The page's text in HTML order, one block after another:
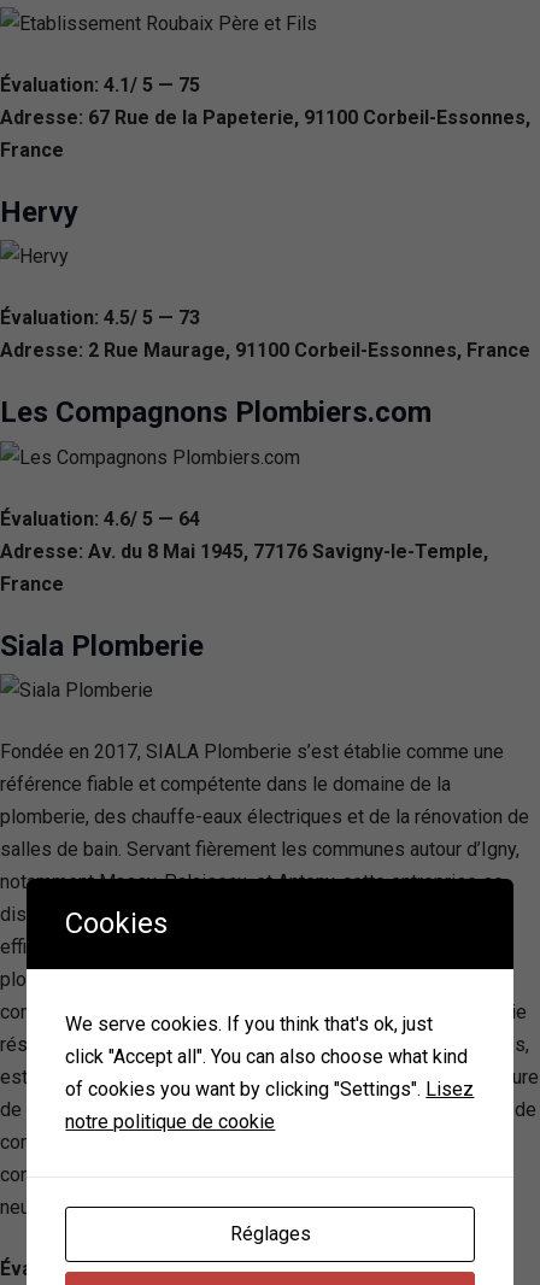
Évaluation: 4.1/ 5 — 75
Adresse: 67 Rue de la Papeterie, 91100 Corbeil-Essonnes,
France
Hervy
Évaluation: 4.5/ 5 — 73
Adresse: 2 Rue Maurage, 91100 Corbeil-Essonnes, France
Les Compagnons Plombiers.com
Évaluation: 4.6/ 5 — 64
Adresse: Av. du 8 Mai 1945, 77176 Savigny-le-Temple,
France
Siala Plomberie
Fondée en 2017, SIALA Plomberie s’est établie comme une
référence fiable et compétente dans le domaine de la
plomberie, des chauffe-eaux électriques et de la rénovation de
salles de bain. Servant fièrement les communes autour d’Igny,
notamment Massy, Palaiseau, et Antony, cette entreprise se
distingue par sa capacité à offrir des solutions rapides,
efficaces et transparentes à une variété de besoins en
plomberie, allant du dépannage d’urgence à la rénovation
complète de salles de bain. La promesse de SIALA Plomberie
résides dans l’engagement à fournir des installations durables,
esthétiques et de haute qualité, tout en maintenant une structure
de prix claire et anticipée. La marque est devenue synonyme de
confiance et d’excellence dans son secteur, se positionnant
comme l’interlocuteur unique pour tous travaux de plomberie,
neufs ou en rénovation, dans sa région.
Évaluation: 4.8/ 5 — 64
Cookies
We serve cookies. If you think that's ok, just
click "Accept all". You can also choose what kind
of cookies you want by clicking "Settings". Lisez
notre politique de cookie
Réglages